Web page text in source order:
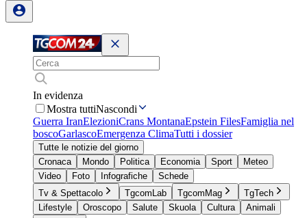
In evidenza
Mostra tuttiNascondi
Guerra IranElezioniCrans MontanaEpstein FilesFamiglia nel
boscoGarlascoEmergenza ClimaTutti i dossier
Tutte le notizie del giorno
Cronaca
Mondo Politica Economia Sport
Meteo
Video
Foto Infografiche
Schede
Tv & Spettacolo
TgcomLab TgcomMag
TgTech
Lifestyle
Oroscopo Salute Skuola Cultura
Animali